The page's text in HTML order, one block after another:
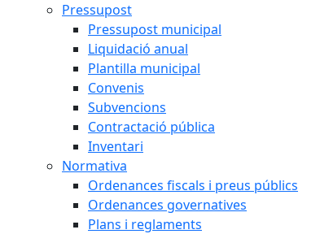
Pressupost
Pressupost municipal
Liquidació anual
Plantilla municipal
Convenis
Subvencions
Contractació pública
Inventari
Normativa
Ordenances fiscals i preus públics
Ordenances governatives
Plans i reglaments